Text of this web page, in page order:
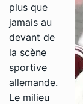
plus que
jamais au
devant de
la scène
sportive
allemande.
Le milieu